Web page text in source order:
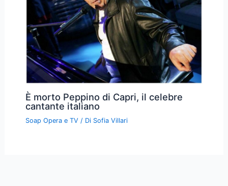
È morto Peppino di Capri, il celebre
cantante italiano
Soap Opera e TV / Di Sofia Villari